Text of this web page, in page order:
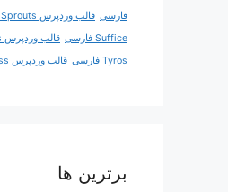
فارسی قالب وردپرس Sprouts فارسی
Suffice فارسی
قالب وردپرس Times فارسی
Tyros فارسی
قالب وردپرس Wen Business فارسی
برترین ها